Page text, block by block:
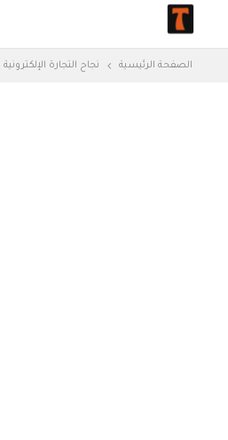
الصفحة الرئيسية نجاح التجارة الإلكترونية